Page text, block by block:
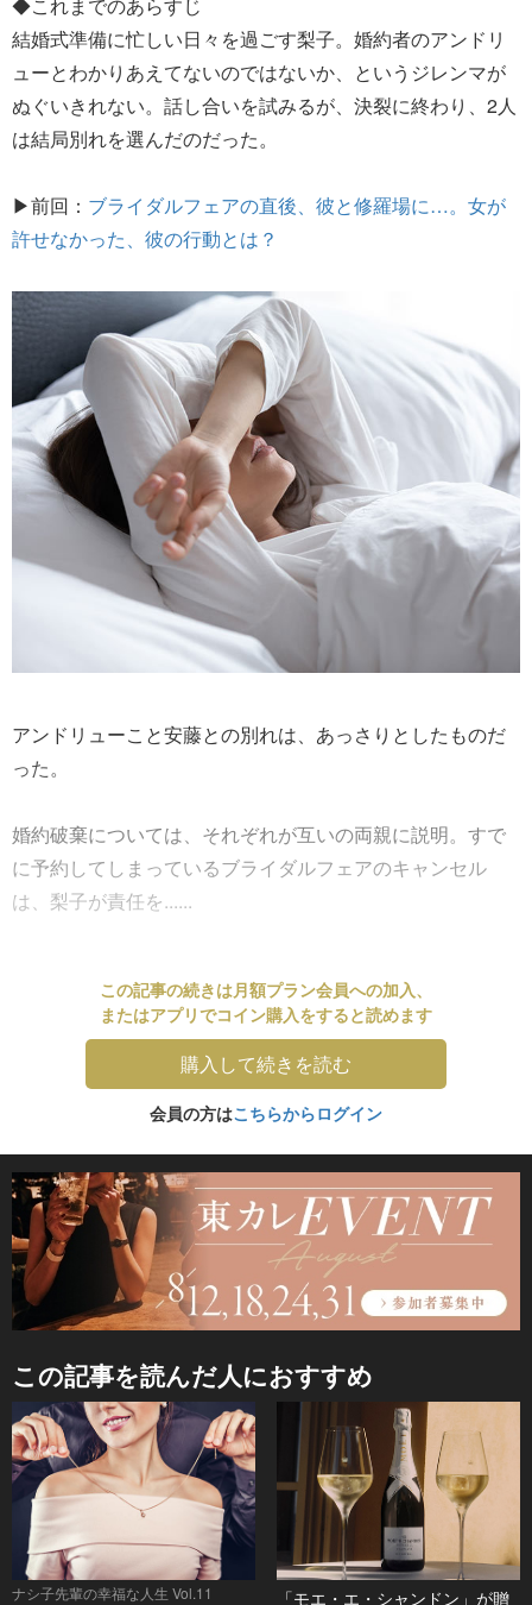
結婚式準備に忙しい日々を過ごす梨子。婚約者のアンドリ
ューとわかりあえてないのではないか、というジレンマが
ぬぐいきれない。話し合いを試みるが、決裂に終わり、2人
は結局別れを選んだのだった。
▶前回： ブライダルフェアの直後、彼と修羅場に…。女が
許せなかった、彼の行動とは？
アンドリューこと安藤との別れは、あっさりとしたものだ
った。
婚約破棄については、それぞれが互いの両親に説明。すで
に予約してしまっているブライダルフェアのキャンセル
は、梨子が責任を......
この記事の続きは月額プラン会員への加入、
またはアプリでコイン購入をすると読めます
購入して続きを読む
会員の方はこちらからログイン
この記事を読んだ人におすすめ
ナシ子先輩の幸福な人生 Vol.11 「モエ・エ・シャンドン」が贈